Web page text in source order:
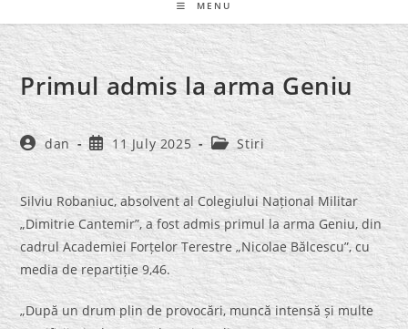
MENU
Primul admis la arma Geniu
Post
author:
dan
Post
published:
11 July 2025
Post
category:
Stiri
Silviu Robaniuc, absolvent al Colegiului Național Militar
„Dimitrie Cantemir”, a fost admis primul la arma Geniu, din
cadrul Academiei Forțelor Terestre „Nicolae Bălcescu”, cu
media de repartiție 9,46.
„După un drum plin de provocări, muncă intensă și multe